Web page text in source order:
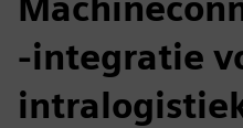
-integratie